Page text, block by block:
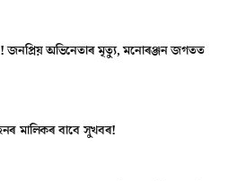
জনপ্ৰিয় অভিনেতাৰ মৃত্যু, মনোৰঞ্জন জগতত
মালিকৰ বাবে সুখবৰ!